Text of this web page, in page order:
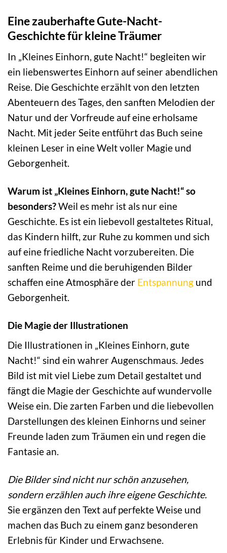
Eine zauberhafte Gute-Nacht-
Geschichte für kleine Träumer
In „Kleines Einhorn, gute Nacht!“ begleiten wir
ein liebenswertes Einhorn auf seiner abendlichen
Reise. Die Geschichte erzählt von den letzten
Abenteuern des Tages, den sanften Melodien der
Natur und der Vorfreude auf eine erholsame
Nacht. Mit jeder Seite entführt das Buch seine
kleinen Leser in eine Welt voller Magie und
Geborgenheit.
Warum ist „Kleines Einhorn, gute Nacht!“ so
besonders?Weil es mehr ist als nur eine
Geschichte. Es ist ein liebevoll gestaltetes Ritual,
das Kindern hilft, zur Ruhe zu kommen und sich
auf eine friedliche Nacht vorzubereiten. Die
sanften Reime und die beruhigenden Bilder
schaffen eine Atmosphäre der Entspannung und
Geborgenheit.
Die Magie der Illustrationen
Die Illustrationen in „Kleines Einhorn, gute
Nacht!“ sind ein wahrer Augenschmaus. Jedes
Bild ist mit viel Liebe zum Detail gestaltet und
fängt die Magie der Geschichte auf wundervolle
Weise ein. Die zarten Farben und die liebevollen
Darstellungen des kleinen Einhorns und seiner
Freunde laden zum Träumen ein und regen die
Fantasie an.
Die Bilder sind nicht nur schön anzusehen,
sondern erzählen auch ihre eigene Geschichte.
Sie ergänzen den Text auf perfekte Weise und
machen das Buch zu einem ganz besonderen
Erlebnis für Kinder und Erwachsene.